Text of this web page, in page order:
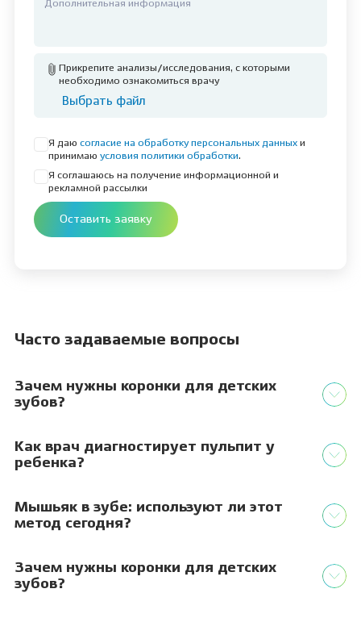
Прикрепите анализы/исследования, с которыми
необходимо ознакомиться врачу
Выбрать файл
Я даю согласие на обработку персональных данных и
принимаю условия политики обработки.
Я соглашаюсь на получение информационной и
рекламной рассылки
Оставить заявку
Часто задаваемые вопросы
Зачем нужны коронки для детских
зубов?
Как врач диагностирует пульпит у
ребенка?
Мышьяк в зубе: используют ли этот
метод сегодня?
Зачем нужны коронки для детских
зубов?